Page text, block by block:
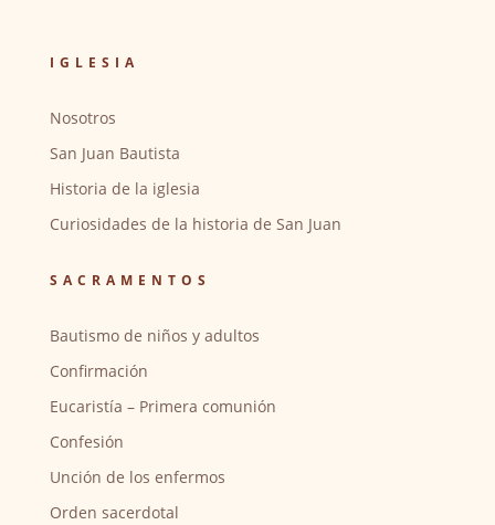
IGLESIA
Nosotros
San Juan Bautista
Historia de la iglesia
Curiosidades de la historia de San Juan
SACRAMENTOS
Bautismo de niños y adultos
Confirmación
Eucaristía – Primera comunión
Confesión
Unción de los enfermos
Orden sacerdotal